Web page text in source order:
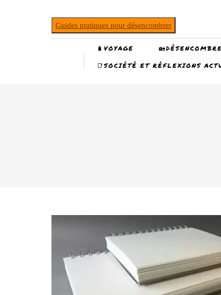
Guides pratiques pour désencombrer
🧳VOYAGE
📑SOCIÉTÉ ET RÉFLEXIONS